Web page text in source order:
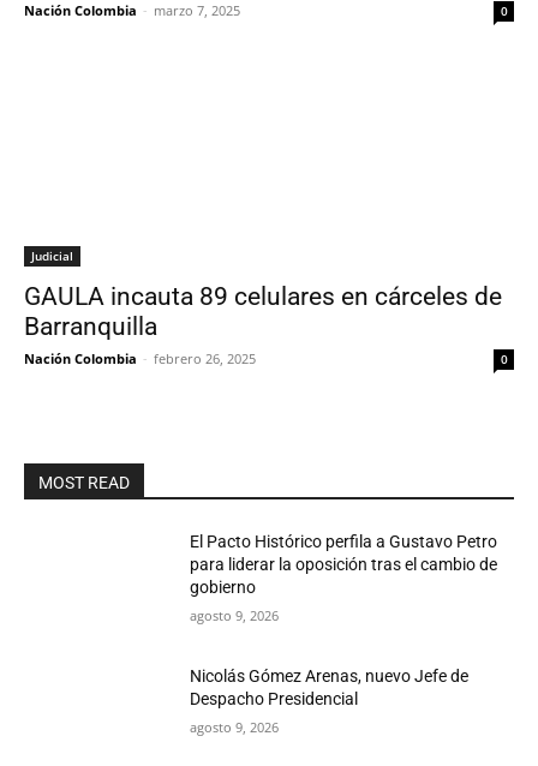
Nación Colombia - marzo 7, 2025 0
Judicial
GAULA incauta 89 celulares en cárceles de
Barranquilla
Nación Colombia - febrero 26, 2025 0
MOST READ
El Pacto Histórico perfila a Gustavo Petro
para liderar la oposición tras el cambio de
gobierno
agosto 9, 2026
Nicolás Gómez Arenas, nuevo Jefe de
Despacho Presidencial
agosto 9, 2026